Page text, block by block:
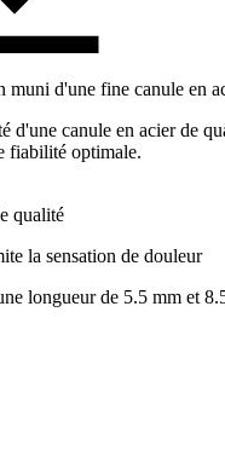
muni d'une fine canule en
d'une canule en acier de
fiabilité optimale.
qualité
la sensation de douleur
longueur de 5.5 mm et